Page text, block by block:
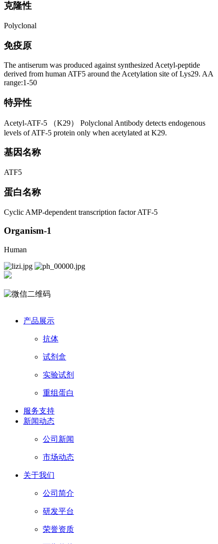
克隆性
Polyclonal
免疫原
The antiserum was produced against synthesized Acetyl-peptide
derived from human ATF5 around the Acetylation site of Lys29. AA
range:1-50
特异性
Acetyl-ATF-5 （K29） Polyclonal Antibody detects endogenous
levels of ATF-5 protein only when acetylated at K29.
基因名称
ATF5
蛋白名称
Cyclic AMP-dependent transcription factor ATF-5
Organism-1
Human
产品展示
抗体
试剂盒
实验试剂
重组蛋白
服务支持
新闻动态
公司新闻
市场动态
关于我们
公司简介
研发平台
荣誉资质